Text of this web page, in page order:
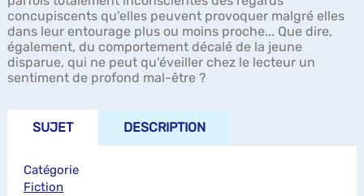
concupiscents qu'elles peuvent provoquer malgré elles
dans leur entourage plus ou moins proche... Que dire,
également, du comportement décalé de la jeune
disparue, qui ne peut qu'éveiller chez le lecteur un
sentiment de profond mal-être ?
SUJET DESCRIPTION
Catégorie
Fiction